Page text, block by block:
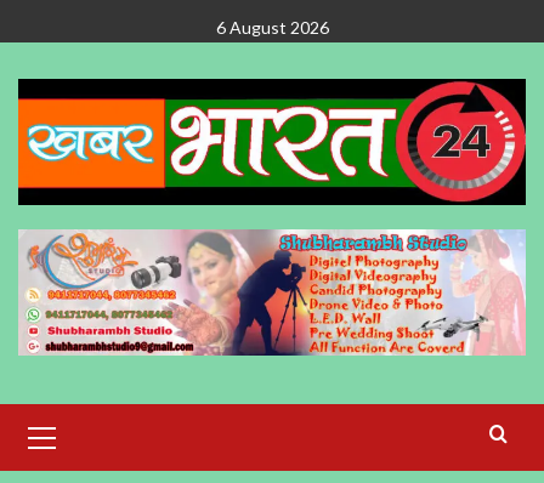
to
content
6 August 2026
Menu